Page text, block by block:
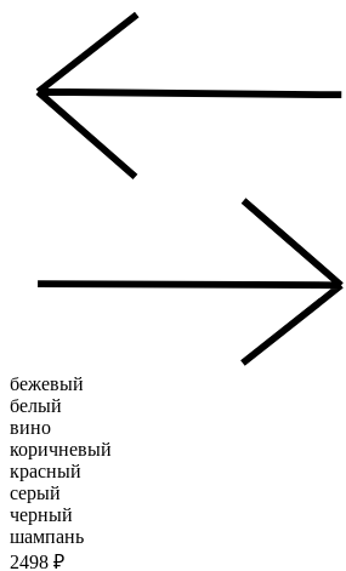
бежевый
белый
вино
коричневый
красный
серый
черный
шампань
2498 ₽